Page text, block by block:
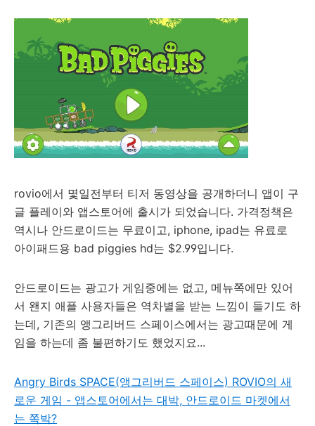
rovio에서 몇일전부터 티저 동영상을 공개하더니 앱이 구
글 플레이와 앱스토어에 출시가 되었습니다. 가격정책은
역시나 안드로이드는 무료이고, iphone, ipad는 유료로
아이패드용 bad piggies hd는 $2.99입니다.
안드로이드는 광고가 게임중에는 없고, 메뉴쪽에만 있어
서 왠지 애플 사용자들은 역차별을 받는 느낌이 들기도 하
는데, 기존의 앵그리버드 스페이스에서는 광고때문에 게
임을 하는데 좀 불편하기도 했었지요...
Angry Birds SPACE(앵그리버드 스페이스) ROVIO의 새
로운 게임 - 앱스토어에서는 대박, 안드로이드 마켓에서
는 쪽박?